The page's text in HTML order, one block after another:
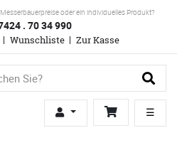
oder ein individuelles Produkt?
. 70 34 990
Wunschliste Zur Kasse
☰